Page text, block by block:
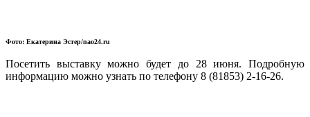
Фото: Екатерина Эстер/nao24.ru
Посетить выставку можно будет до 28 июня. Подробную
информацию можно узнать по телефону 8 (81853) 2-16-26.